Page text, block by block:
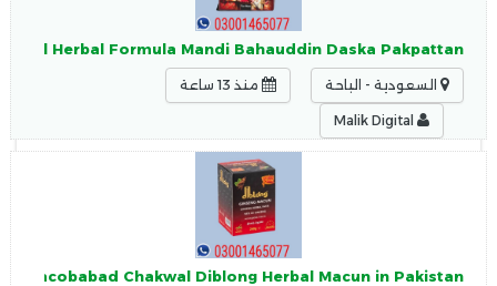
Herbal Formula Mandi Bahauddin Daska Pakpattan
السعودية - الباحة منذ 13 ساعة
Jacobabad Chakwal Diblong Herbal Macun in Pakistan